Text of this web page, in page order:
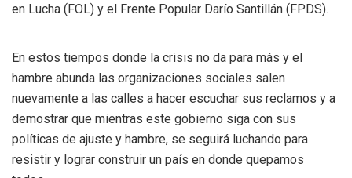
en Lucha (FOL) y el Frente Popular Darío Santillán (FPDS).
En estos tiempos donde la crisis no da para más y el
hambre abunda las organizaciones sociales salen
nuevamente a las calles a hacer escuchar sus reclamos y a
demostrar que mientras este gobierno siga con sus
políticas de ajuste y hambre, se seguirá luchando para
resistir y lograr construir un país en donde quepamos